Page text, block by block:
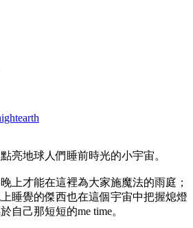
亮地球人們睡前時光的小宇宙。
上才能在這裡為大家施魔法的雨庭；
睡覺的傑西也在這個宇宙中把握熄燈
自己那短短的me time。